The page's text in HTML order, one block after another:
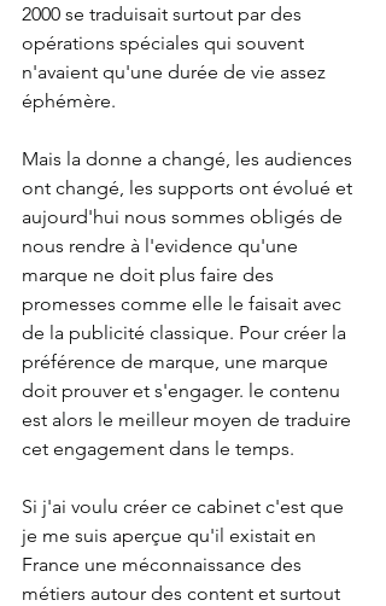
2000 se traduisait surtout par des
opérations spéciales qui souvent
n'avaient qu'une durée de vie assez
éphémère.
Mais la donne a changé, les audiences
ont changé, les supports ont évolué et
aujourd'hui nous sommes obligés de
nous rendre à l'evidence qu'une
marque ne doit plus faire des
promesses comme elle le faisait avec
de la publicité classique. Pour créer la
préférence de marque, une marque
doit prouver et s'engager. le contenu
est alors le meilleur moyen de traduire
cet engagement dans le temps.
Si j'ai voulu créer ce cabinet c'est que
je me suis aperçue qu'il existait en
France une méconnaissance des
métiers autour des content et surtout